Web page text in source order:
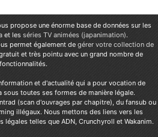
propose une énorme base de données sur les
et les séries TV animées (japanimation).
permet également de gérer votre collection de
et très pointu avec un grand nombre de
fonctionnalités.
et d'actualité qui a pour vocation de
toutes ses formes de manière légale.
(scan d'ouvrages par chapitre), du fansub ou
illégaux. Nous mettons des liens vers les
telles que ADN, Crunchyroll et Wakanim.